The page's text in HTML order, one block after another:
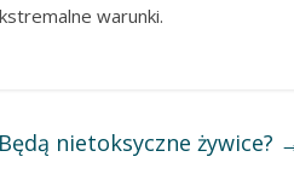
warunki.
Będą nietoksyczne żywice?